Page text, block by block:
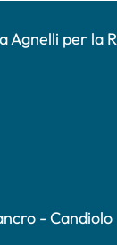
Agnelli per la
- Candiolo